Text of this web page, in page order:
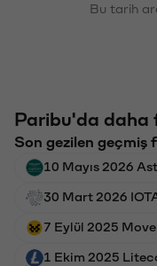
Bu tarih
Paribu'da daha
Son gezilen geçmiş
10 Mayıs 2026
30 Mart 2026
7 Eylül 2025
1 Ekim 2025